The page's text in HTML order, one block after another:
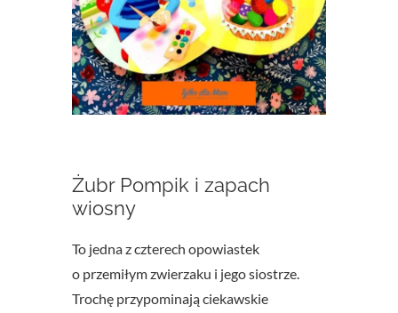
Żubr Pompik i zapach
wiosny
To jedna z czterech opowiastek
o przemiłym zwierzaku i jego siostrze.
Trochę przypominają ciekawskie